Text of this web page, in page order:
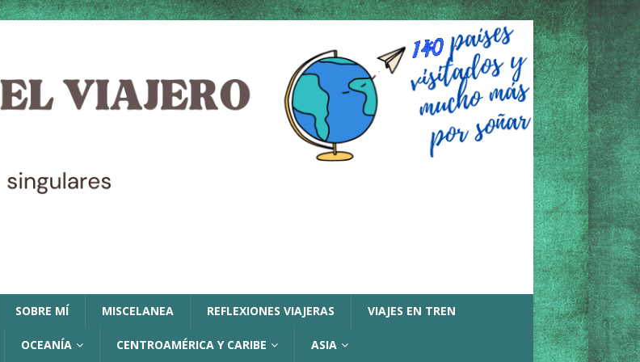
SOBRE MÍ MISCELANEA REFLEXIONES VIAJERAS VIAJES EN TREN
OCEANÍA CENTROAMÉRICA Y CARIBE ASIA